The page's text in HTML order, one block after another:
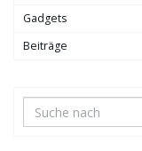
Gadgets
Beiträge